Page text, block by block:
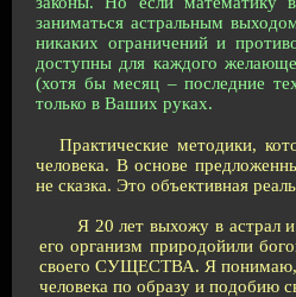
заниматься астральным
никаких ограничений и
доступны для каждого
(хотя бы месяц – последние
только в Ваших руках.
Практические методики,
человека. В основе
не сказка. Это объективная
Я 20 лет выхожу в астрал и
его организм природойили
своего СУЩЕСТВА. Я понимаю,
человека по образу и подобию